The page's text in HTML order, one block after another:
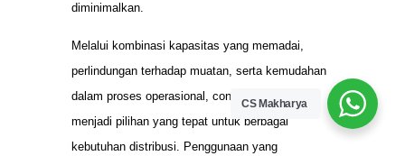
diminimalkan.
Melalui kombinasi kapasitas yang memadai,
perlindungan terhadap muatan, serta kemudahan
dalam proses operasional, container 20 feet
menjadi pilihan yang tepat untuk berbagai
kebutuhan distribusi. Penggunaan yang
CS Makharya